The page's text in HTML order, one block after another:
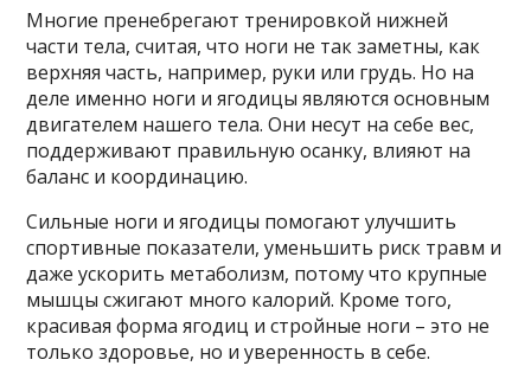
Многие пренебрегают тренировкой нижней
части тела, считая, что ноги не так заметны, как
верхняя часть, например, руки или грудь. Но на
деле именно ноги и ягодицы являются основным
двигателем нашего тела. Они несут на себе вес,
поддерживают правильную осанку, влияют на
баланс и координацию.
Сильные ноги и ягодицы помогают улучшить
спортивные показатели, уменьшить риск травм и
даже ускорить метаболизм, потому что крупные
мышцы сжигают много калорий. Кроме того,
красивая форма ягодиц и стройные ноги – это не
только здоровье, но и уверенность в себе.